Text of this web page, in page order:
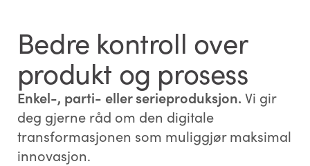
Bedre kontroll over
produkt og prosess
Enkel-, parti- eller serieproduksjon. Vi gir
deg gjerne råd om den digitale
transformasjonen som muliggjør maksimal
innovasjon.